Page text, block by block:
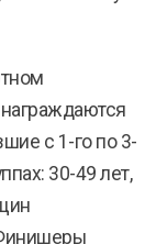
с 1-го по 3-
30-49 лет,